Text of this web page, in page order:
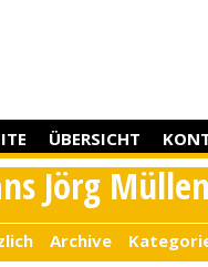
ÜBERSICHT
Jörg
Archive